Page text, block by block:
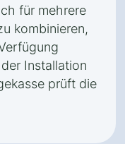
für mehrere
kombinieren,
Installation
prüft die